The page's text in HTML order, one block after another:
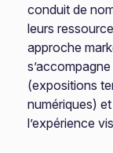
conduit de
leurs
approche
(expositions
numériques)
l’expérience